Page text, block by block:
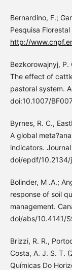
Bernardino, F.;
Pesquisa
http://
Bezkorowajnyj, P.
The effect of
pastoral system.
doi:10.1007/
Byrnes, R. C.,
A global
indicators.
doi/epdf/10.2134/
Bolinder, M .A.;
response of soil
management.
doi/abs/10.4141/
Brizzi, R. R.,
Costa, A. J. S. T.
Químicas Do